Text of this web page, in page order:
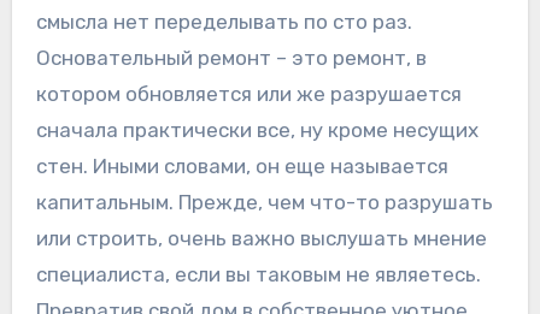
смысла нет переделывать по сто раз.
Основательный ремонт – это ремонт, в
котором обновляется или же разрушается
сначала практически все, ну кроме несущих
стен. Иными словами, он еще называется
капитальным. Прежде, чем что-то разрушать
или строить, очень важно выслушать мнение
специалиста, если вы таковым не являетесь.